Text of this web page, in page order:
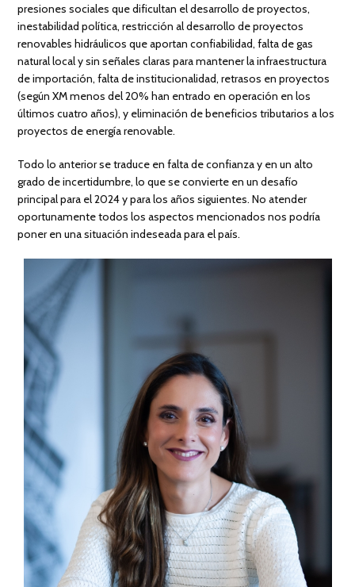
presiones sociales que dificultan el desarrollo de proyectos,
inestabilidad política, restricción al desarrollo de proyectos
renovables hidráulicos que aportan confiabilidad, falta de gas
natural local y sin señales claras para mantener la infraestructura
de importación, falta de institucionalidad, retrasos en proyectos
(según XM menos del 20% han entrado en operación en los
últimos cuatro años), y eliminación de beneficios tributarios a los
proyectos de energía renovable.
Todo lo anterior se traduce en falta de confianza y en un alto
grado de incertidumbre, lo que se convierte en un desafío
principal para el 2024 y para los años siguientes. No atender
oportunamente todos los aspectos mencionados nos podría
poner en una situación indeseada para el país.